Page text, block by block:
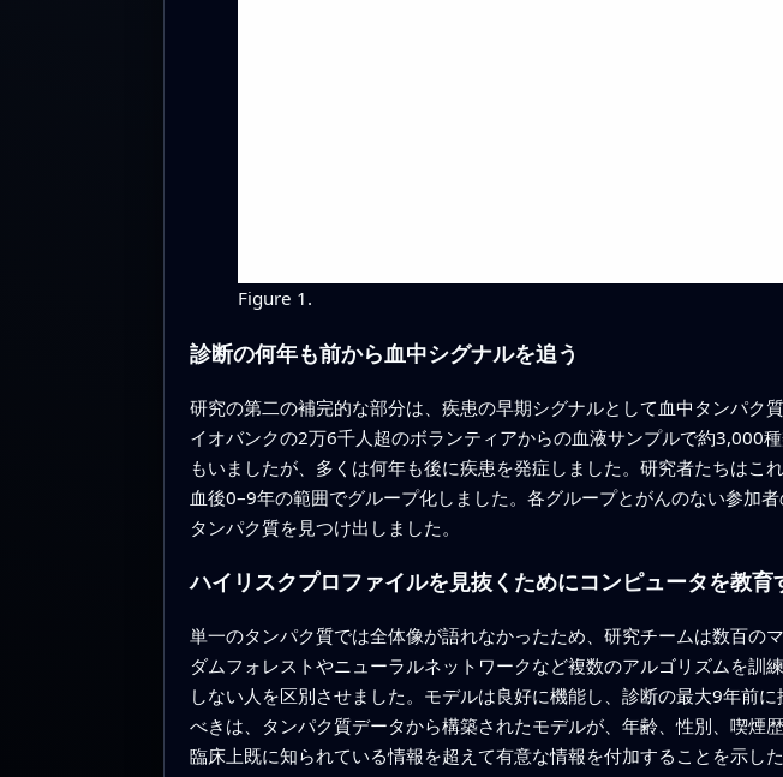
Figure 1.
診断の何年も前から血中シグナルを追う
研究の第二の補完的な部分は、疾患の早期シグナルとして血中タンパ
イオバンクの2万6千人超のボランティアからの血液サンプルで約3,000
もいましたが、多くは何年も後に疾患を発症しました。研究者たちは
血後0–9年の範囲でグループ化しました。各グループとがんのない参加
タンパク質を見つけ出しました。
ハイリスクプロファイルを見抜くためにコンピュータを教育
単一のタンパク質では全体像が語れなかったため、研究チームは数百
ダムフォレストやニューラルネットワークなど複数のアルゴリズムを
しない人を区別させました。モデルは良好に機能し、診断の最大9年前
べきは、タンパク質データから構築されたモデルが、年齢、性別、喫
臨床上既に知られている情報を超えて有意な情報を付加することを示した